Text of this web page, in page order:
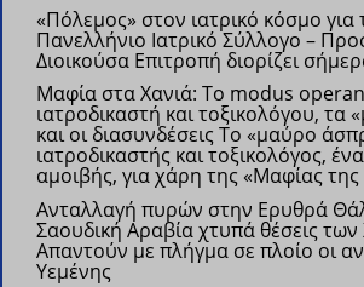
«Πόλεμος» στον ιατρικό κόσμο για
Πανελλήνιο Ιατρικό Σύλλογο –
Διοικούσα Επιτροπή διορίζει
Μαφία στα Χανιά: Το modus
ιατροδικαστή και τοξικολόγου, τα
και οι διασυνδέσειςΤο «μαύρο
ιατροδικαστής και τοξικολόγος,
αμοιβής, για χάρη της «Μαφίας
Ανταλλαγή πυρών στην Ερυθρά
Σαουδική Αραβία χτυπά θέσεις των
Απαντούν με πλήγμα σε πλοίο οι
Υεμένης